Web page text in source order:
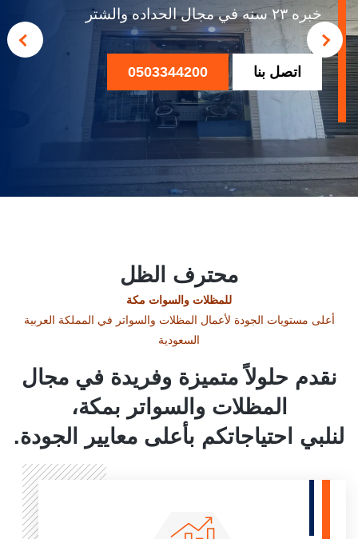
خبره ٢٣ سنه في مجال الحداده والشتر
اتصل بنا 0503344200
محترف الظل
للمظلات والسوات مكة
أعلى مستويات الجودة لأعمال المظلات والسواتر في المملكة العربية
السعودية
نقدم حلولاً متميزة وفريدة في مجال
المظلات والسواتر بمكة،
لنلبي احتياجاتكم بأعلى معايير الجودة.